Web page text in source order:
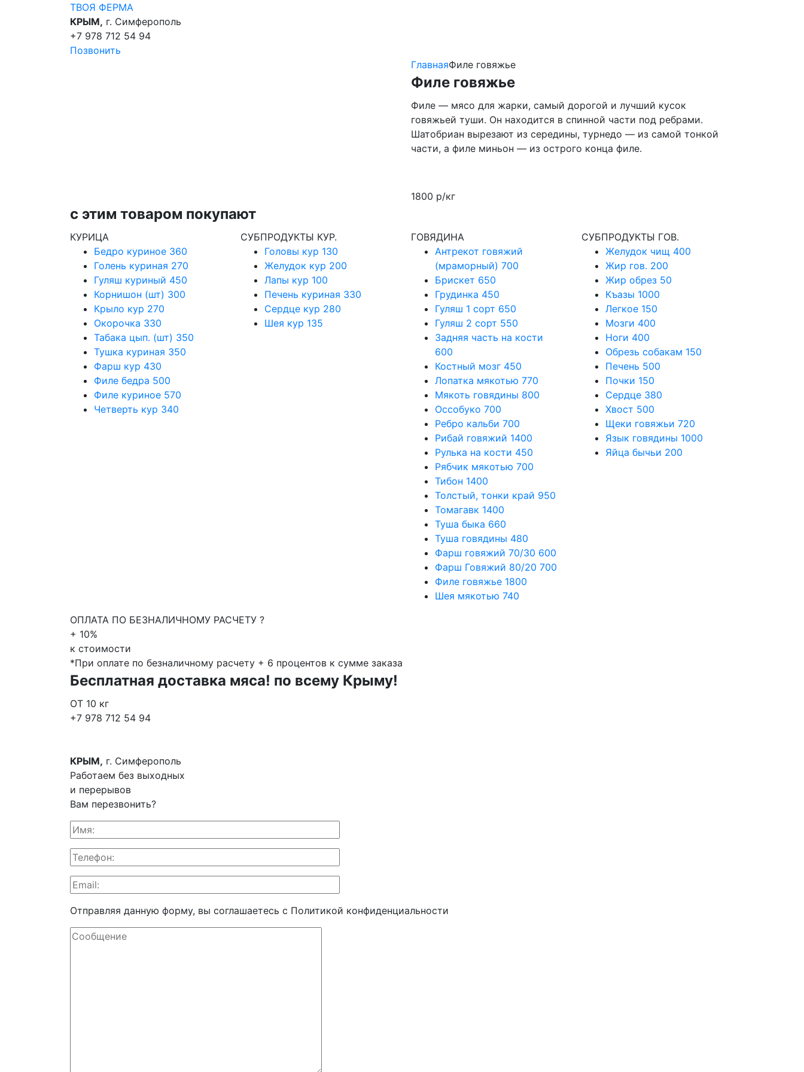
ТВОЯ ФЕРМА
КРЫМ, г. Симферополь
+7 978 712 54 94
Позвонить
ГлавнаяФиле говяжье
Филе говяжье
Филе — мясо для жарки, самый дорогой и лучший кусок
говяжьей туши. Он находится в спинной части под ребрами.
Шатобриан вырезают из середины, турнедо — из самой тонкой
части, а филе миньон — из острого конца филе.
1800 р/кг
с этим товаром покупают
КУРИЦА
Бедро куриное 360
Голень куриная 270
Гуляш куриный 450
Корнишон (шт) 300
Крыло кур 270
Окорочка 330
Табака цып. (шт) 350
Тушка куриная 350
Фарш кур 430
Филе бедра 500
Филе куриное 570
Четверть кур 340
СУБПРОДУКТЫ КУР.
Головы кур 130
Желудок кур 200
Лапы кур 100
Печень куриная 330
Сердце кур 280
Шея кур 135
ГОВЯДИНА
Антрекот говяжий
(мраморный) 700
Брискет 650
Грудинка 450
Гуляш 1 сорт 650
Гуляш 2 сорт 550
Задняя часть на кости
600
Костный мозг 450
Лопатка мякотью 770
Мякоть говядины 800
Оссобуко 700
Ребро кальби 700
Рибай говяжий 1400
Рулька на кости 450
Рябчик мякотью 700
Тибон 1400
Толстый, тонки край 950
Томагавк 1400
Туша быка 660
Туша говядины 480
Фарш говяжий 70/30 600
Фарш Говяжий 80/20 700
Филе говяжье 1800
Шея мякотью 740
СУБПРОДУКТЫ ГОВ.
Желудок чищ 400
Жир гов. 200
Жир обрез 50
Къазы 1000
Легкое 150
Мозги 400
Ноги 400
Обрезь собакам 150
Печень 500
Почки 150
Сердце 380
Хвост 500
Щеки говяжьи 720
Язык говядины 1000
Яйца бычьи 200
ОПЛАТА ПО БЕЗНАЛИЧНОМУ РАСЧЕТУ ?
+ 10%
к стоимости
*При оплате по безналичному расчету + 6 процентов к сумме заказа
Бесплатная доставка мяса! по всему Крыму!
ОТ 10 кг
+7 978 712 54 94
КРЫМ, г. Симферополь
Работаем без выходных
и перерывов
Вам перезвонить?
Отправляя данную форму, вы соглашаетесь c Политикой конфиденциальности